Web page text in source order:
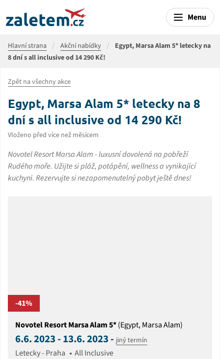
Menu
Hlavní strana Akční nabídky
Egypt, Marsa Alam 5* letecky na
8 dní s all inclusive od 14 290 Kč!
Zpět na všechny akce
Egypt, Marsa Alam 5* letecky na 8
dní s all inclusive od 14 290 Kč!
Vloženo před více než měsícem
Novotel Resort Marsa Alam - luxusní dovolená na pobřeží
Rudého moře. Užijte si pláž, potápění, wellness a vynikající
kuchyni. Rezervujte si nezapomenutelný pobyt ještě dnes!
-41%
Novotel Resort Marsa Alam 5*(Egypt, Marsa Alam)
6.6. 2023 - 13.6. 2023 - jiný termín
Letecky - Praha All Inclusive